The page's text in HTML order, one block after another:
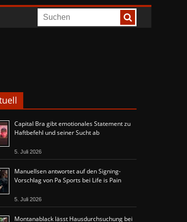
Capital Bra gibt emotionales Statement zu
Haftbefehl und seiner Sucht ab
5. Juli 2026
Manuellsen antwortet auf den Signing-
Vorschlag von Pa Sports bei Life is Pain
5. Juli 2026
Montanablack lässt Hausdurchsuchung bei